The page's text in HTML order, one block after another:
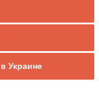
Украине